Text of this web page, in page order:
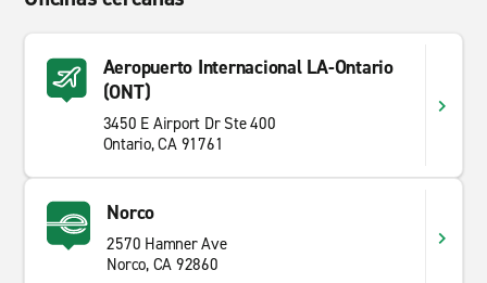
Aeropuerto Internacional LA-Ontario
(ONT)
3450 E Airport Dr Ste 400
Ontario, CA 91761
Norco
2570 Hamner Ave
Norco, CA 92860